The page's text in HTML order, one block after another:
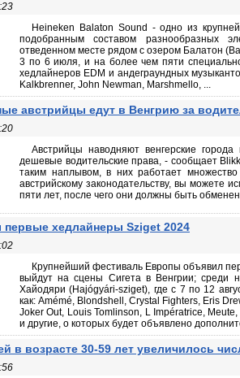
Heineken Balaton Sound - одно из
подобранным составом разнообразных
отведенном месте рядом с озером Балатон
3 по 6 июля, и на более чем пяти
хедлайнеров EDM и андеграундных
Kalkbrenner, John Newman, Marshmello, ...
австрийцы едут в Венгрию за
Австрийцы наводняют венгерские города
дешевые водительские права, - сообщает
таким наплывом, в них работает
австрийскому законодательству, вы можете
пяти лет, после чего они должны быть
хедлайнеры Sziget 2024
Крупнейший фестиваль Европы объявил
выйдут на сцены Сигета в Венгрии; среди
Хайодяри (Hajógyári-sziget), где с 7 по 12
как: Amémé, Blondshell, Crystal Fighters, Eris
Joker Out, Louis Tomlinson, L Impératrice,
и другие, о которых будет объявлено
в возрасте 30-59 лет увеличилось